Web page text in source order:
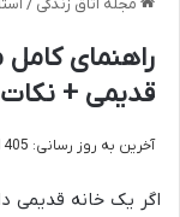
راهنمای
قدیمی +
آخرین به روز رسانی: 17/04/1405
اگر یک خانه قدیمی